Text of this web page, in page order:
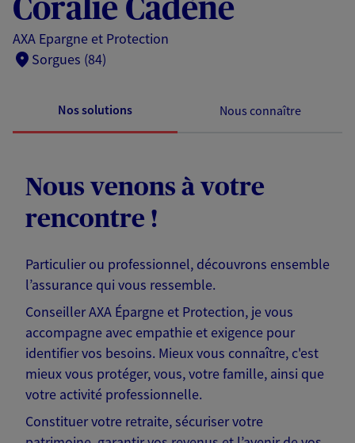
Coralie Cadène
AXA Epargne et Protection
Sorgues (84)
Nos solutions Nous connaître
Nous venons à votre
rencontre !
Particulier ou professionnel, découvrons ensemble
l’assurance qui vous ressemble.
Conseiller AXA Épargne et Protection, je vous
accompagne avec empathie et exigence pour
identifier vos besoins. Mieux vous connaître, c'est
mieux vous protéger, vous, votre famille, ainsi que
votre activité professionnelle.
Constituer votre retraite, sécuriser votre